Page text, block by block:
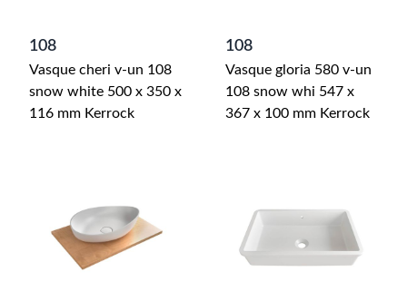
108
Vasque cheri v-un 108
snow white 500 x 350 x
116 mm Kerrock
108
Vasque gloria 580 v-un
108 snow whi 547 x
367 x 100 mm Kerrock